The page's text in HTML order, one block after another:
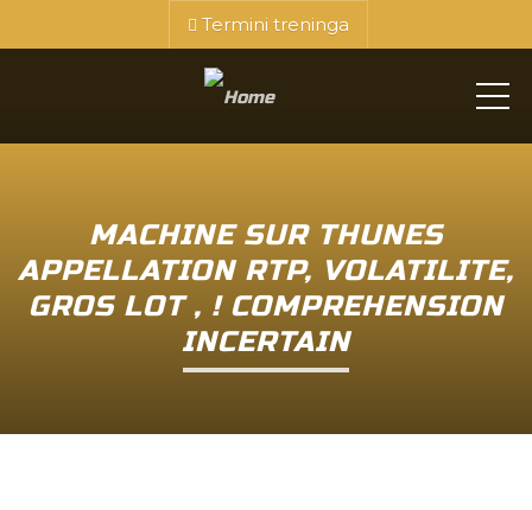
Termini treninga
MACHINE SUR THUNES
APPELLATION RTP, VOLATILITE,
GROS LOT , ! COMPREHENSION
INCERTAIN